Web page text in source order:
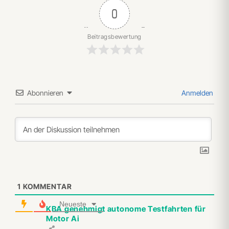
0
Beitragsbewertung
Abonnieren Anmelden
1 KOMMENTAR
Neueste
KBA genehmigt autonome Testfahrten für
Motor Ai